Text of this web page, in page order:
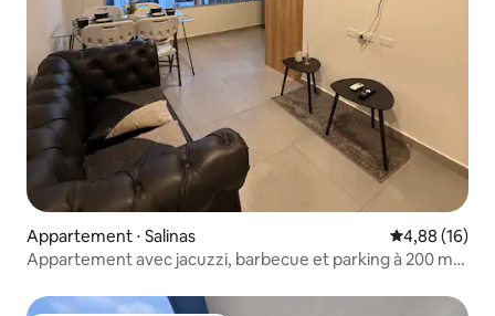
Appartement ⋅ Salinas Évaluation
4,88 (16)
Appartement avec jacuzzi, barbecue et parking à 200 m